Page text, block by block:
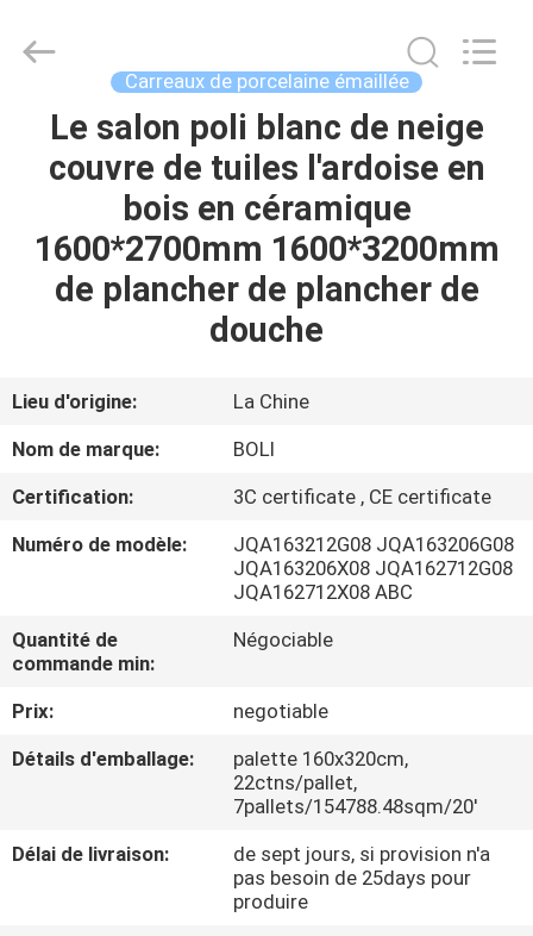
MAISON
PRODUITS
À
DE
NOUS
VISITE
DE
L'USINE
LA
CERAMICS
Carreaux de porcelaine émaillée
Le salon poli blanc de neige
couvre de tuiles l'ardoise en
bois en céramique
1600*2700mm 1600*3200mm
de plancher de plancher de
douche
Lieu d'origine:
La Chine
Nom de marque:
BOLI
Certification:
3C certificate , CE certificate
Numéro de modèle:
JQA163212G08 JQA163206G08
JQA163206X08 JQA162712G08
JQA162712X08 ABC
Quantité de
commande min:
Négociable
Prix:
negotiable
Détails d'emballage:
palette 160x320cm,
22ctns/pallet,
7pallets/154788.48sqm/20'
Délai de livraison:
de sept jours, si provision n'a
pas besoin de 25days pour
produire